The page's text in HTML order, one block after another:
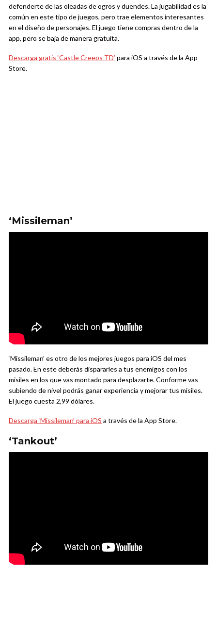
defenderte de las oleadas de ogros y duendes. La jugabilidad es la
común en este tipo de juegos, pero trae elementos interesantes
en el diseño de personajes. El juego tiene compras dentro de la
app, pero se baja de manera gratuita.
Descarga gratis ‘Castle Creeps TD’ para iOS a través de la App
Store.
‘Missileman’
‘Missileman’ es otro de los mejores juegos para iOS del mes
pasado. En este deberás dispararles a tus enemigos con los
misiles en los que vas montado para desplazarte. Conforme vas
subiendo de nivel podrás ganar experiencia y mejorar tus misiles.
El juego cuesta 2,99 dólares.
Descarga ‘Missileman’ para iOS a través de la App Store.
‘Tankout’